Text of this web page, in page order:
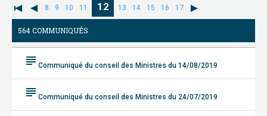
8 9 10 11 12 13 14 15 16 17
564 COMMUNIQUÉS
subject Communiqué du conseil des Ministres du 14/08/2019
subject Communiqué du conseil des Ministres du 24/07/2019